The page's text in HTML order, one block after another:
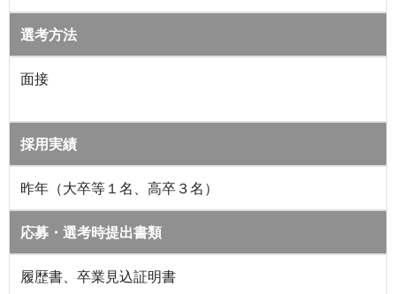
選考方法
面接
採用実績
昨年（大卒等１名、高卒３名）
応募・選考時提出書類
履歴書、卒業見込証明書